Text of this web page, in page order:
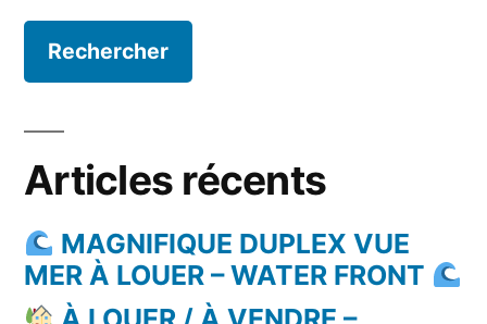
Articles récents
MAGNIFIQUE DUPLEX VUE
MER À LOUER – WATER FRONT